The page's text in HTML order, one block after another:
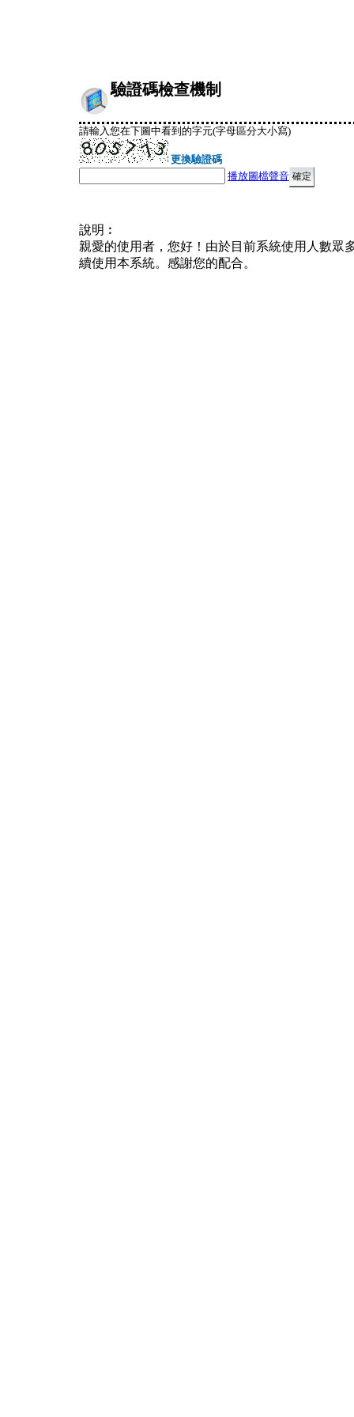
驗證碼檢查機制
請輸入您在下圖中看到的字元(字母區分大小寫)
更換驗證碼
播放圖檔聲音
說明︰
親愛的使用者，您好！由於目前系統使用人數眾
續使用本系統。感謝您的配合。